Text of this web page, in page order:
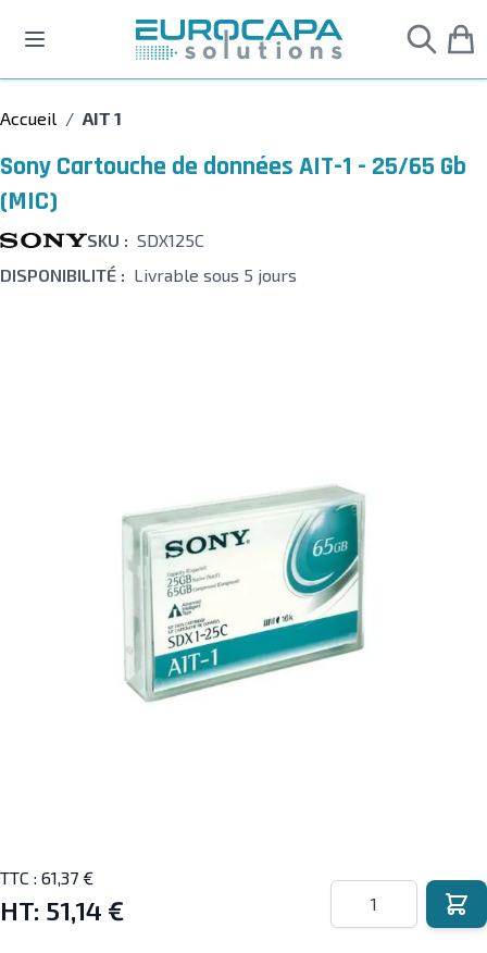
Accueil / AIT 1
Sony Cartouche de données AIT-1 - 25/65 Gb
(MIC)
SKU : SDX125C
DISPONIBILITÉ : Livrable sous 5 jours
TTC : 61,37 €
HT: 51,14 €
Quantité